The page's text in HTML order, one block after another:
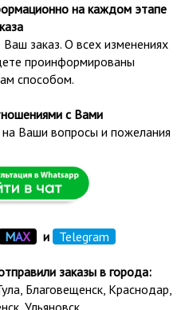
на каждом этапе
заказ. О всех изменениях
проинформированы
способом.
с Вами
Ваши вопросы и пожелания
МАХ и Telegram
заказы в города:
Благовещенск, Краснодар,